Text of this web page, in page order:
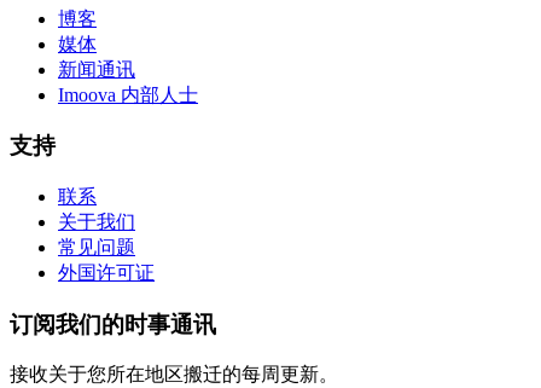
博客
媒体
新闻通讯
Imoova 内部人士
支持
联系
关于我们
常见问题
外国许可证
订阅我们的时事通讯
接收关于您所在地区搬迁的每周更新。